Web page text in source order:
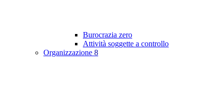
Burocrazia zero
Attività soggette a controllo
Organizzazione 8